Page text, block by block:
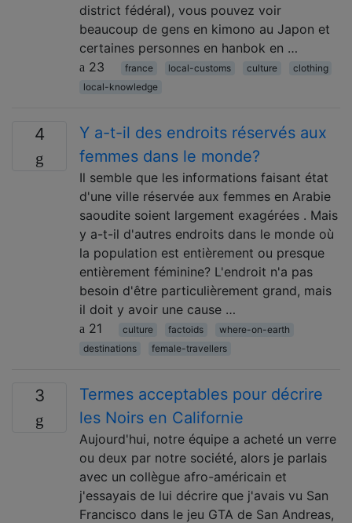
district fédéral), vous pouvez voir
beaucoup de gens en kimono au Japon et
certaines personnes en hanbok en …
23
france local-customs culture
clothing
local-knowledge
4
Y a-t-il des endroits réservés aux
femmes dans le monde?
Il semble que les informations faisant état
d'une ville réservée aux femmes en Arabie
saoudite soient largement exagérées . Mais
y a-t-il d'autres endroits dans le monde où
la population est entièrement ou presque
entièrement féminine? L'endroit n'a pas
besoin d'être particulièrement grand, mais
il doit y avoir une cause …
21
culture factoids
where-on-earth
destinations
female-travellers
3
Termes acceptables pour décrire
les Noirs en Californie
Aujourd'hui, notre équipe a acheté un verre
ou deux par notre société, alors je parlais
avec un collègue afro-américain et
j'essayais de lui décrire que j'avais vu San
Francisco dans le jeu GTA de San Andreas,